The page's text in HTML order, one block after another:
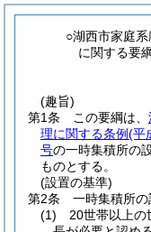
○湖西市家庭
に関する要綱
(趣旨)
第1条
この要綱は、
理に関する条例(平
号の一時集積所の
ものとする。
(設置の基準)
第2条
一時集積所の
(1)
20世帯以上の